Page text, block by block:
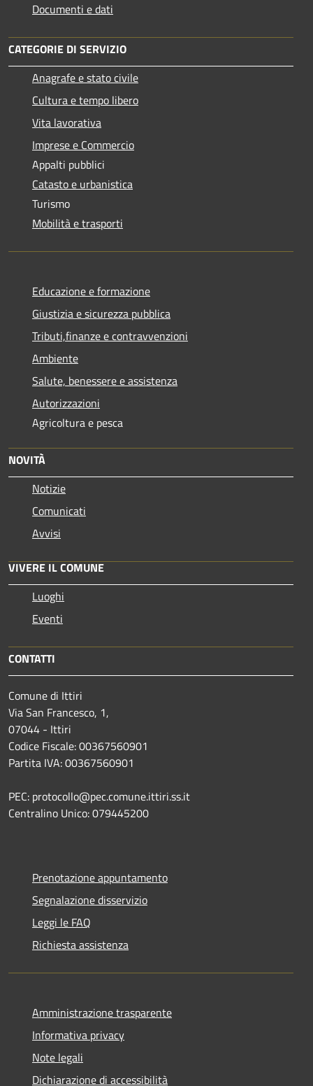
Documenti e dati
CATEGORIE DI SERVIZIO
Anagrafe e stato civile
Cultura e tempo libero
Vita lavorativa
Imprese e Commercio
Appalti pubblici
Catasto e urbanistica
Turismo
Mobilità e trasporti
Educazione e formazione
Giustizia e sicurezza pubblica
Tributi,finanze e contravvenzioni
Ambiente
Salute, benessere e assistenza
Autorizzazioni
Agricoltura e pesca
NOVITÀ
Notizie
Comunicati
Avvisi
VIVERE IL COMUNE
Luoghi
Eventi
CONTATTI
Comune di Ittiri
Via San Francesco, 1,
07044 - Ittiri
Codice Fiscale: 00367560901
Partita IVA: 00367560901
PEC: protocollo@pec.comune.ittiri.ss.it
Centralino Unico: 079445200
Prenotazione appuntamento
Segnalazione disservizio
Leggi le FAQ
Richiesta assistenza
Amministrazione trasparente
Informativa privacy
Note legali
Dichiarazione di accessibilità